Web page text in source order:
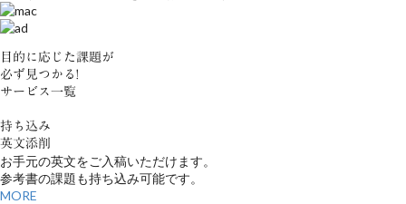
目的に応じた課題が
必ず見つかる!
サービス一覧
持ち込み
英文添削
お手元の英文をご入稿いただけます。
参考書の課題も持ち込み可能です。
MORE